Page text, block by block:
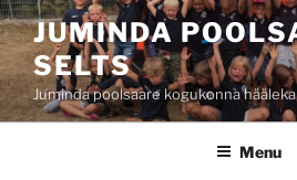
Skip
to
content
JUMINDA
SELTS
Juminda poolsaare kogukonna
Menu